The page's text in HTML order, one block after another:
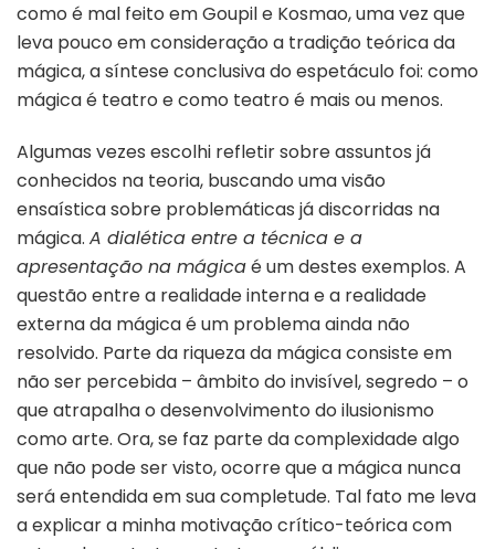
como é mal feito em Goupil e Kosmao, uma vez que
leva pouco em consideração a tradição teórica da
mágica, a síntese conclusiva do espetáculo foi: como
mágica é teatro e como teatro é mais ou menos.
Algumas vezes escolhi refletir sobre assuntos já
conhecidos na teoria, buscando uma visão
ensaística sobre problemáticas já discorridas na
mágica. A dialética entre a técnica e a
apresentação na mágicaé um destes exemplos. A
questão entre a realidade interna e a realidade
externa da mágica é um problema ainda não
resolvido. Parte da riqueza da mágica consiste em
não ser percebida – âmbito do invisível, segredo – o
que atrapalha o desenvolvimento do ilusionismo
como arte. Ora, se faz parte da complexidade algo
que não pode ser visto, ocorre que a mágica nunca
será entendida em sua completude. Tal fato me leva
a explicar a minha motivação crítico-teórica com